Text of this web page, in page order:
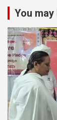
You may